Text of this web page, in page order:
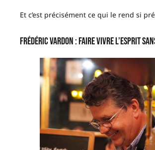
Et c’est précisément ce qui le rend si
Frédéric Vardon : faire vivre l’esprit